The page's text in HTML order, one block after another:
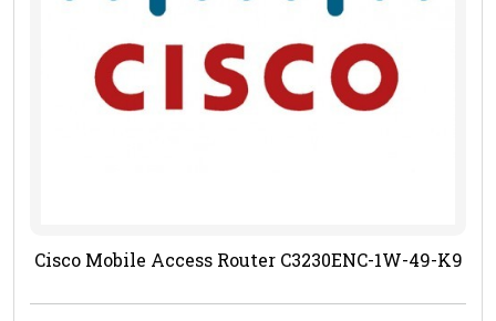
Cisco Mobile Access Router C3230ENC-1W-49-K9